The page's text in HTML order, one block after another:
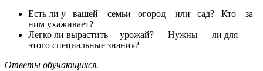
Есть ли у вашей семьи огород или сад? Кто за
ним ухаживает?
Легко ли вырастить урожай? Нужны ли для
этого специальные знания?
Ответы обучающихся.